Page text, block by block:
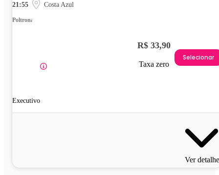
21:55 Costa Azul
Poltrona
Executivo
R$ 33,90
Taxa zero
Selecionar
Ver